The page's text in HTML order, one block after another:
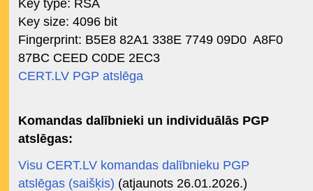
Key type: RSA
Key size: 4096 bit
Fingerprint: B5E8 82A1 338E 7749 09D0 A8F0
87BC CEED C0DE 2EC3
CERT.LV PGP atslēga
Komandas dalībnieki un individuālās PGP
atslēgas:
Visu CERT.LV komandas dalībnieku PGP
atslēgas (saišķis) (atjaunots 26.01.2026.)